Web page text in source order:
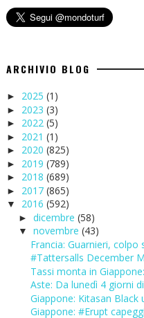
ARCHIVIO BLOG
► 2025 (1)
► 2023 (3)
► 2022 (5)
► 2021 (1)
► 2020 (825)
► 2019 (789)
► 2018 (689)
► 2017 (865)
▼ 2016 (592)
► dicembre (58)
▼ novembre (43)
Francia: Guarnieri,
#Tattersalls December
Tassi monta in
Aste: Da lunedì 4 giorni
Giappone: Kitasan Black
Giappone: #Erupt